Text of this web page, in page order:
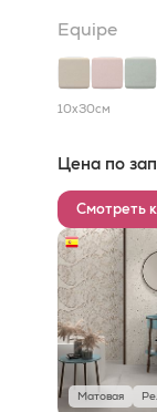
Equipe
10x30см
Цена по
Смотреть
Матовая